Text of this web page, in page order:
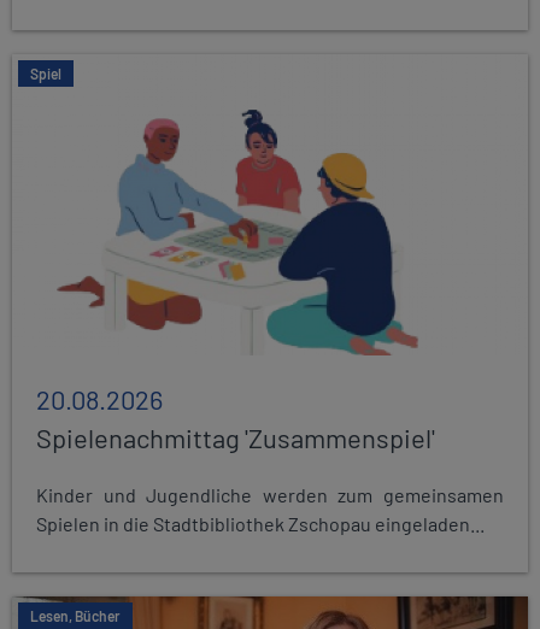
Spiel
20.08.2026
Spielenachmittag 'Zusammenspiel'
Kinder und Jugendliche werden zum gemeinsamen
Spielen in die Stadtbibliothek Zschopau eingeladen...
Lesen, Bücher